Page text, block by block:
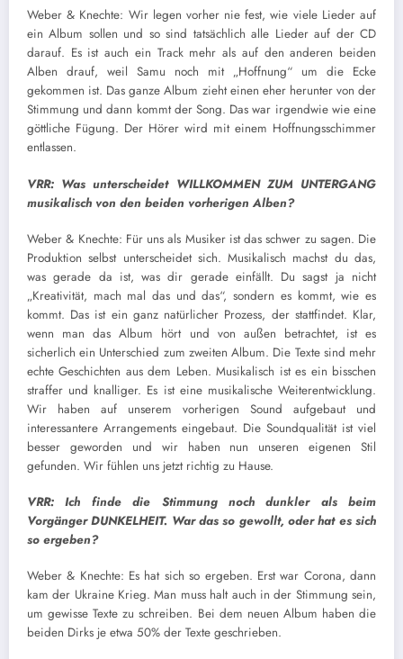
Weber & Knechte: Wir legen vorher nie fest, wie viele Lieder auf
ein Album sollen und so sind tatsächlich alle Lieder auf der CD
darauf. Es ist auch ein Track mehr als auf den anderen beiden
Alben drauf, weil Samu noch mit „Hoffnung“ um die Ecke
gekommen ist. Das ganze Album zieht einen eher herunter von der
Stimmung und dann kommt der Song. Das war irgendwie wie eine
göttliche Fügung. Der Hörer wird mit einem Hoffnungsschimmer
entlassen.
VRR: Was unterscheidet WILLKOMMEN ZUM UNTERGANG
musikalisch von den beiden vorherigen Alben?
Weber & Knechte: Für uns als Musiker ist das schwer zu sagen. Die
Produktion selbst unterscheidet sich. Musikalisch machst du das,
was gerade da ist, was dir gerade einfällt. Du sagst ja nicht
„Kreativität, mach mal das und das“, sondern es kommt, wie es
kommt. Das ist ein ganz natürlicher Prozess, der stattfindet. Klar,
wenn man das Album hört und von außen betrachtet, ist es
sicherlich ein Unterschied zum zweiten Album. Die Texte sind mehr
echte Geschichten aus dem Leben. Musikalisch ist es ein bisschen
straffer und knalliger. Es ist eine musikalische Weiterentwicklung.
Wir haben auf unserem vorherigen Sound aufgebaut und
interessantere Arrangements eingebaut. Die Soundqualität ist viel
besser geworden und wir haben nun unseren eigenen Stil
gefunden. Wir fühlen uns jetzt richtig zu Hause.
VRR: Ich finde die Stimmung noch dunkler als beim
Vorgänger DUNKELHEIT. War das so gewollt, oder hat es sich
so ergeben?
Weber & Knechte: Es hat sich so ergeben. Erst war Corona, dann
kam der Ukraine Krieg. Man muss halt auch in der Stimmung sein,
um gewisse Texte zu schreiben. Bei dem neuen Album haben die
beiden Dirks je etwa 50% der Texte geschrieben.